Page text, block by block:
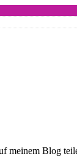
Blog